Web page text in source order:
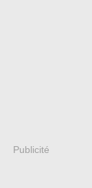
Publicité